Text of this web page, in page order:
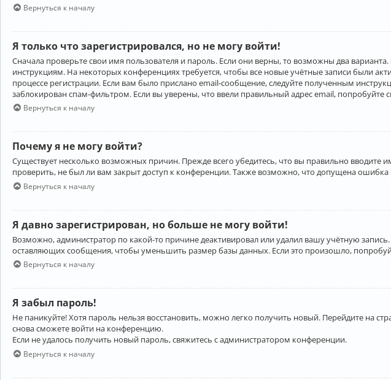
Вернуться к началу
Я только что зарегистрировался, но не могу войти!
Сначала проверьте свои имя пользователя и пароль. Если они верны, то возможны два
инструкциям. На некоторых конференциях требуется, чтобы все новые учётные записи были
процессе регистрации. Если вам было прислано email-сообщение, следуйте полученным
заблокирован спам-фильтром. Если вы уверены, что ввели правильный адрес email, попробуйте
Вернуться к началу
Почему я не могу войти?
Существует несколько возможных причин. Прежде всего убедитесь, что вы правильно
проверить, не был ли вам закрыт доступ к конференции. Также возможно, что допущена
Вернуться к началу
Я давно зарегистрирован, но больше не могу войти!
Возможно, администратор по какой-то причине деактивировал или удалил вашу учётную
оставляющих сообщения, чтобы уменьшить размер базы данных. Если это произошло,
Вернуться к началу
Я забыл пароль!
Не паникуйте! Хотя пароль нельзя восстановить, можно легко получить новый. Перейдите на
снова сможете войти на конференцию.
Если не удалось получить новый пароль, свяжитесь с администратором конференции.
Вернуться к началу